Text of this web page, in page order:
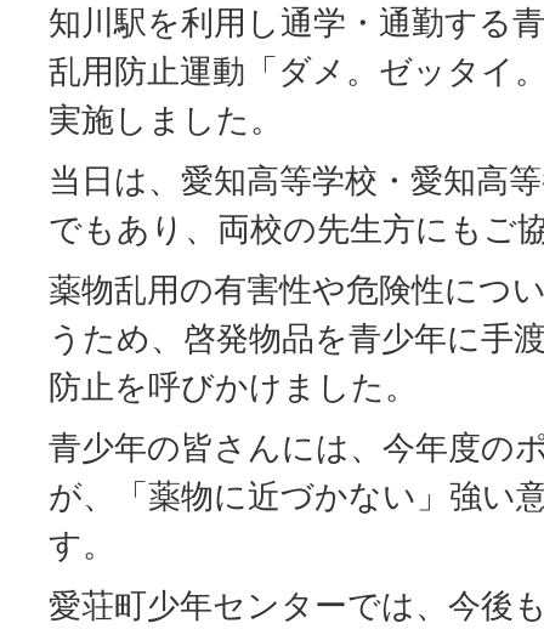
知川駅を利用し通学・通勤する
乱用防止運動「ダメ。ゼッタイ
実施しました。
当日は、愛知高等学校・愛知高
でもあり、両校の先生方にもご
薬物乱用の有害性や危険性につ
うため、啓発物品を青少年に手
防止を呼びかけました。
青少年の皆さんには、今年度の
が、「薬物に近づかない」強い
す。
愛荘町少年センターでは、今後